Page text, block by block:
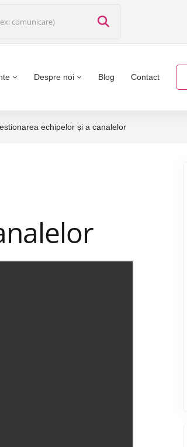
Despre noi Blog Contact
echipelor și a canalelor